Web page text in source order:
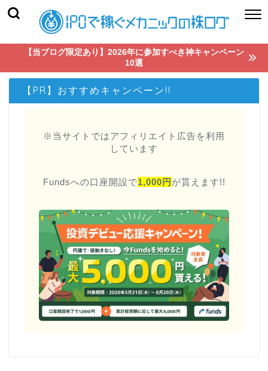
【当ブログ限定あり】2026年に参加すべき神キャンペーン
10選
【PR】おすすめキャンペーン!!
※当サイトではアフィリエイト広告を利用
しています
Fundsへの口座開設で1,000円 が貰えます!!